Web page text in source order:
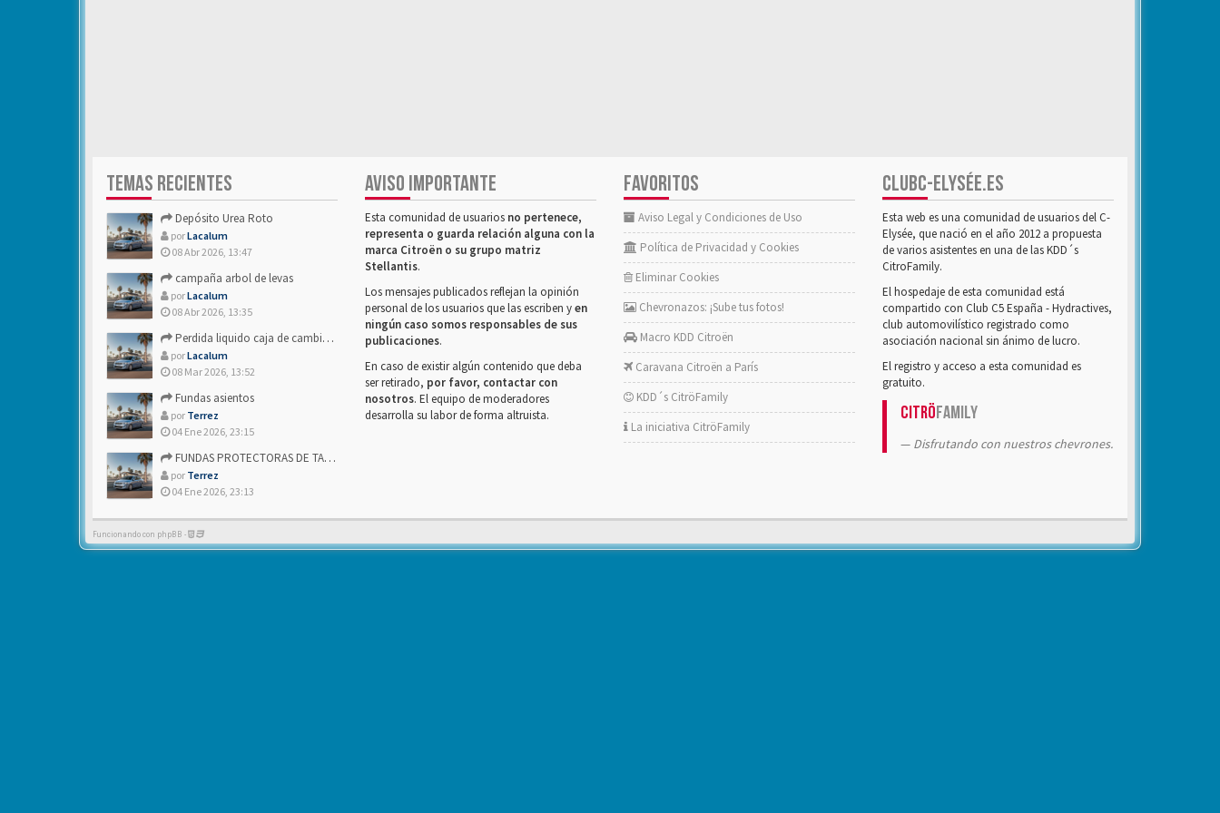
TEMAS RECIENTES
Depósito Urea Roto
porLacalum
08 Abr 2026, 13:47
campaña arbol de levas
porLacalum
08 Abr 2026, 13:35
Perdida liquido caja de cambios- Alguien sabria decirme
porLacalum
08 Mar 2026, 13:52
Fundas asientos
por Terrez
04 Ene 2026, 23:15
FUNDAS PROTECTORAS DE TAPICERIA
por Terrez
04 Ene 2026, 23:13
AVISO IMPORTANTE
Esta comunidad de usuarios no pertenece,
representa o guarda relación alguna con la
marca Citroën o su grupo matriz
Stellantis.
Los mensajes publicados reflejan la opinión
personal de los usuarios que las escriben yen
ningún caso somos responsables de sus
publicaciones.
En caso de existir algún contenido que deba
ser retirado, por favor, contactar con
nosotros. El equipo de moderadores
desarrolla su labor de forma altruista.
FAVORITOS
Aviso Legal y Condiciones de Uso
Política de Privacidad y Cookies
Eliminar Cookies
Chevronazos: ¡Sube tus fotos!
Macro KDD Citroën
Caravana Citroën a París
KDD´s CitröFamily
La iniciativa CitröFamily
CLUBC-ELYSÉE.ES
Esta web es una comunidad de usuarios del C-
Elysée, que nació en el año 2012 a propuesta
de varios asistentes en una de las KDD´s
CitroFamily.
El hospedaje de esta comunidad está
compartido con Club C5 España - Hydractives,
club automovilístico registrado como
asociación nacional sin ánimo de lucro.
El registro y acceso a esta comunidad es
gratuito.
CitröFamily
Disfrutando con nuestros chevrones.
Funcionando con phpBB -